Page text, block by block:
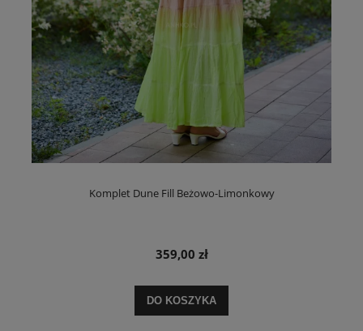
Komplet Dune Fill Beżowo-Limonkowy
359,00 zł
DO KOSZYKA